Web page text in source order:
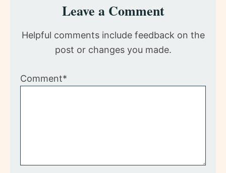
InteractionsLeave a Comment
Helpful comments include feedback on the
post or changes you made.
Comment*